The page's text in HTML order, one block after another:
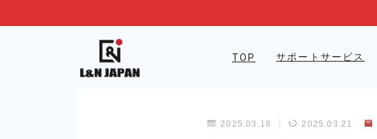
TOP サポートサービス
2025.03.18 2025.03.21